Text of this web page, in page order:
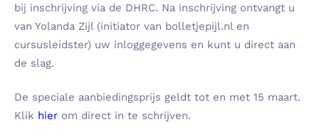
bij inschrijving via de DHRC. Na inschrijving ontvangt u
van Yolanda Zijl (initiator van bolletjepijl.nl en
cursusleidster) uw inloggegevens en kunt u direct aan
de slag.
De speciale aanbiedingsprijs geldt tot en met 15 maart.
Klik hier om direct in te schrijven.